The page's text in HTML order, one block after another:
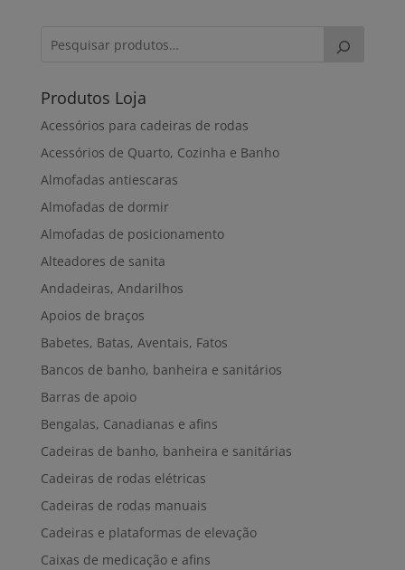
Produtos Loja
Acessórios para cadeiras de rodas
Acessórios de Quarto, Cozinha e Banho
Almofadas antiescaras
Almofadas de dormir
Almofadas de posicionamento
Alteadores de sanita
Andadeiras, Andarilhos
Apoios de braços
Babetes, Batas, Aventais, Fatos
Bancos de banho, banheira e sanitários
Barras de apoio
Bengalas, Canadianas e afins
Cadeiras de banho, banheira e sanitárias
Cadeiras de rodas elétricas
Cadeiras de rodas manuais
Cadeiras e plataformas de elevação
Caixas de medicação e afins